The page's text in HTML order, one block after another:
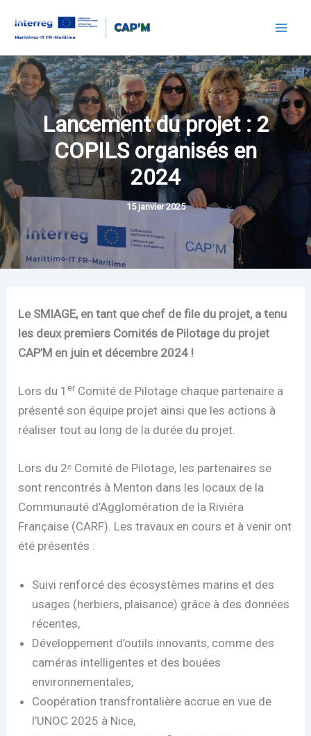
Lancement du projet : 2
COPILS organisés en
2024
15 janvier 2025
Le SMIAGE, en tant que chef de file du projet, a tenu
les deux premiers Comités de Pilotage du projet
CAP’M en juin et décembre 2024 !
Lors du 1 er Comité de Pilotage chaque partenaire a
présenté son équipe projet ainsi que les actions à
réaliser tout au long de la durée du projet.
Lors du 2ᵉ Comité de Pilotage, les partenaires se
sont rencontrés à Menton dans les locaux de la
Communauté d’Agglomération de la Riviéra
Française (CARF). Les travaux en cours et à venir ont
été présentés :
Suivi renforcé des écosystèmes marins et des
usages (herbiers, plaisance) grâce à des données
récentes,
Développement d’outils innovants, comme des
caméras intelligentes et des bouées
environnementales,
Coopération transfrontalière accrue en vue de
l’UNOC 2025 à Nice,